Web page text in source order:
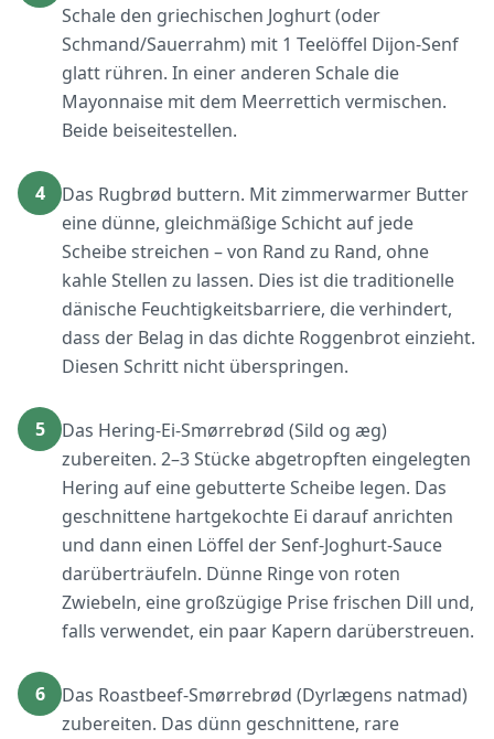
Schale den griechischen Joghurt (oder
Schmand/Sauerrahm) mit 1 Teelöffel Dijon-Senf
glatt rühren. In einer anderen Schale die
Mayonnaise mit dem Meerrettich vermischen.
Beide beiseitestellen.
4
Das Rugbrød buttern. Mit zimmerwarmer Butter
eine dünne, gleichmäßige Schicht auf jede
Scheibe streichen – von Rand zu Rand, ohne
kahle Stellen zu lassen. Dies ist die traditionelle
dänische Feuchtigkeitsbarriere, die verhindert,
dass der Belag in das dichte Roggenbrot einzieht.
Diesen Schritt nicht überspringen.
5
Das Hering-Ei-Smørrebrød (Sild og æg)
zubereiten. 2–3 Stücke abgetropften eingelegten
Hering auf eine gebutterte Scheibe legen. Das
geschnittene hartgekochte Ei darauf anrichten
und dann einen Löffel der Senf-Joghurt-Sauce
darüberträufeln. Dünne Ringe von roten
Zwiebeln, eine großzügige Prise frischen Dill und,
falls verwendet, ein paar Kapern darüberstreuen.
6
Das Roastbeef-Smørrebrød (Dyrlægens natmad)
zubereiten. Das dünn geschnittene, rare